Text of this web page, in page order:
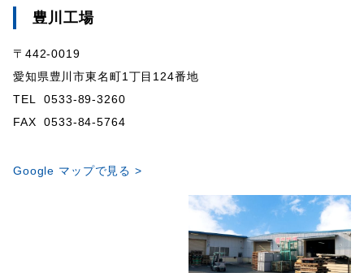
豊川工場
〒442-0019
愛知県豊川市東名町1丁目124番地
TEL 0533-89-3260
FAX 0533-84-5764
Google マップで見る >